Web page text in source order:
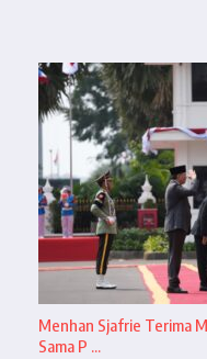
Menhan Sjafrie Terima
Sama P ...